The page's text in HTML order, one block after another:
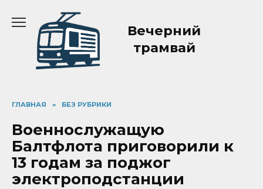
содержанию
Вечерний
трамвай
ГЛАВНАЯ » БЕЗ РУБРИКИ
Военнослужащую
Балтфлота приговорили к
13 годам за поджог
электроподстанции